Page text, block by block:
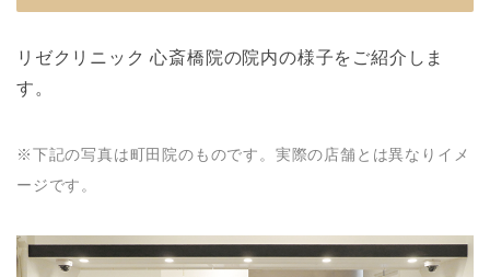
リゼクリニック 心斎橋院の院内の様子をご紹介しま
す。
※下記の写真は町田院のものです。実際の店舗とは異なりイメ
ージです。